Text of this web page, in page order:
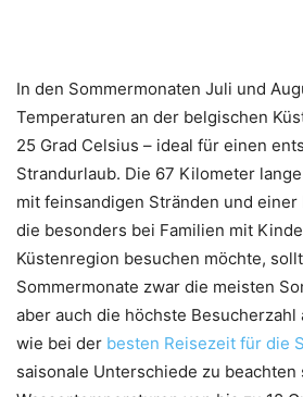
In den Sommermonaten Juli und
Temperaturen an der belgischen
25 Grad Celsius – ideal für einen
Strandurlaub. Die 67 Kilometer
mit feinsandigen Stränden und
die besonders bei Familien mit
Küstenregion besuchen möchte,
Sommermonate zwar die meisten
aber auch die höchste Besucherzahl
wie bei der besten Reisezeit für die
saisonale Unterschiede zu beachten